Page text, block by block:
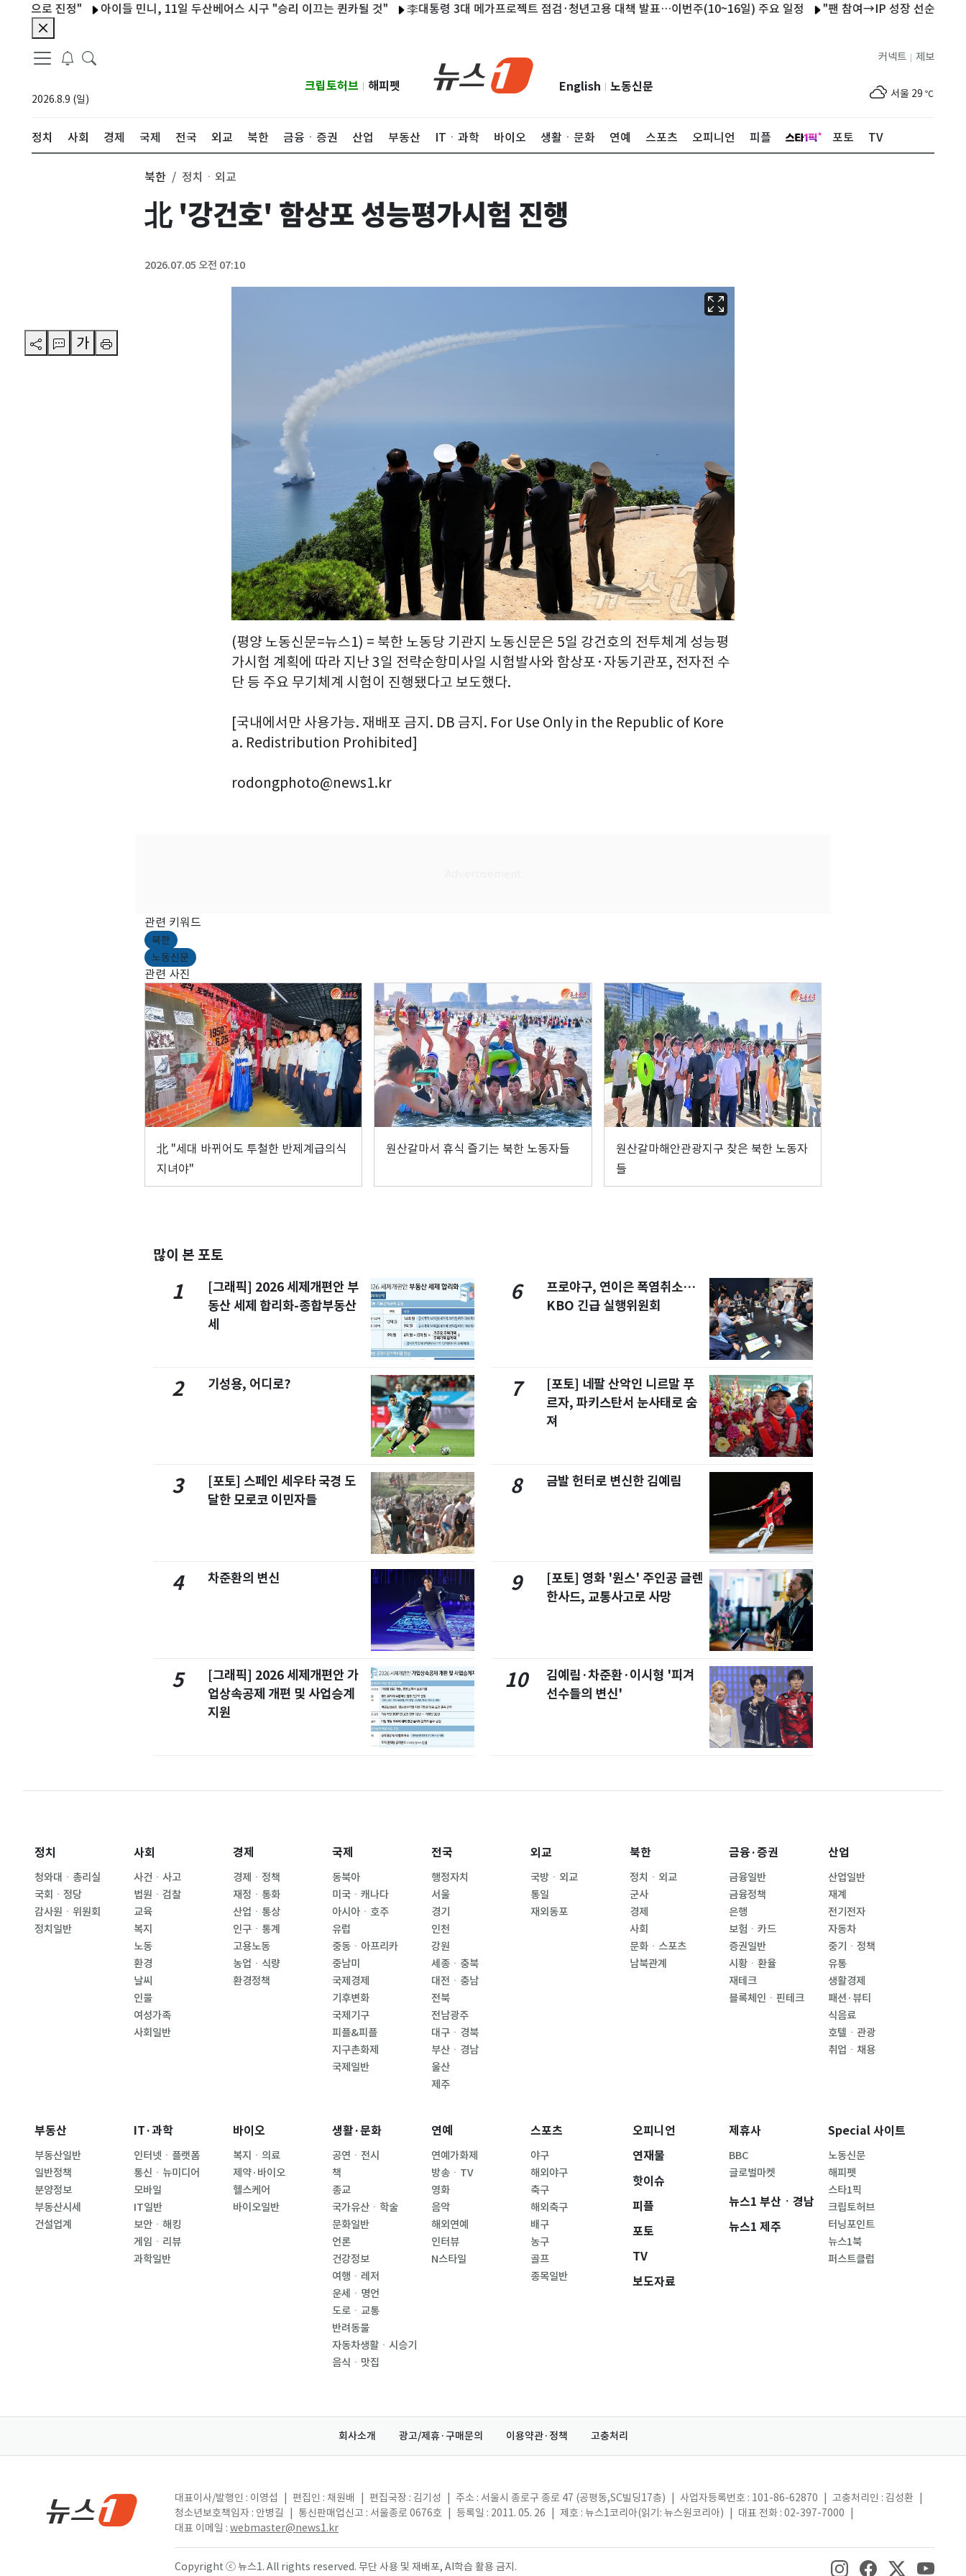
진정" 아이들 민니, 11일 두산베어스 시구 "승리 이끄는 퀸카될 것" 李대통령 3대 메가프로젝트 점검·청년고용 대책 발표…이번주(10~16일) 주요 일정 "팬 참여→IP 성장 선순환"…에이티
2026.8.9 (일)
크립토허브 해피펫 English 노동신문
제보
커넥트
서울 29 ℃
정치 사회 경제 국제 전국 외교 북한 금융ㆍ증권 산업 부동산 ITㆍ과학 바이오 생활ㆍ문화 연예 스포츠 오피니언 피플 포토 TV
가
북한 정치ㆍ외교
北 '강건호' 함상포 성능평가시험 진행
2026.07.05 오전 07:10
(평양 노동신문=뉴스1) = 북한 노동당 기관지 노동신문은 5일 강건호의 전투체계 성능평
가시험 계획에 따라 지난 3일 전략순항미사일 시험발사와 함상포·자동기관포, 전자전 수
단 등 주요 무기체계 시험이 진행됐다고 보도했다.
[국내에서만 사용가능. 재배포 금지. DB 금지. For Use Only in the Republic of Kore
a. Redistribution Prohibited]
rodongphoto@news1.kr
관련 키워드
북한
노동신문
관련 사진
北 "세대 바뀌어도 투철한 반제계급의식
지녀야"
원산갈마서 휴식 즐기는 북한 노동자들
원산갈마해안관광지구 찾은 북한 노동자
들
많이 본 포토
1
[그래픽] 2026 세제개편안 부
동산 세제 합리화-종합부동산
세
2 기성용, 어디로?
3
[포토] 스페인 세우타 국경 도
달한 모로코 이민자들
4 차준환의 변신
5
[그래픽] 2026 세제개편안 가
업상속공제 개편 및 사업승계
지원
6
프로야구, 연이은 폭염취소…
KBO 긴급 실행위원회
7
[포토] 네팔 산악인 니르말 푸
르자, 파키스탄서 눈사태로 숨
져
8 금발 헌터로 변신한 김예림
9
[포토] 영화 '원스' 주인공 글렌
한사드, 교통사고로 사망
10
김예림·차준환·이시형 '피겨
선수들의 변신'
정치
청와대ㆍ총리실
국회ㆍ정당
감사원ㆍ위원회
정치일반
사회
사건ㆍ사고
법원ㆍ검찰
교육
복지
노동
환경
날씨
인물
여성가족
사회일반
경제
경제ㆍ정책
재정ㆍ통화
산업ㆍ통상
인구ㆍ통계
고용노동
농업ㆍ식량
환경정책
국제
동북아
미국ㆍ캐나다
아시아ㆍ호주
유럽
중동ㆍ아프리카
중남미
국제경제
기후변화
국제기구
피플&피플
지구촌화제
국제일반
전국
행정자치
서울
경기
인천
강원
세종ㆍ충북
대전ㆍ충남
전북
전남광주
대구ㆍ경북
부산ㆍ경남
울산
제주
외교
국방ㆍ외교
통일
재외동포
북한
정치ㆍ외교
군사
경제
사회
문화ㆍ스포츠
남북관계
금융·증권
금융일반
금융정책
은행
보험ㆍ카드
증권일반
시황ㆍ환율
재테크
블록체인ㆍ핀테크
산업
산업일반
재계
전기전자
자동차
중기ㆍ정책
유통
생활경제
패션·뷰티
식음료
호텔ㆍ관광
취업ㆍ채용
부동산
부동산일반
일반정책
분양정보
부동산시세
건설업계
IT·과학
인터넷ㆍ플랫폼
통신ㆍ뉴미디어
모바일
IT일반
보안ㆍ해킹
게임ㆍ리뷰
과학일반
바이오
복지ㆍ의료
제약·바이오
헬스케어
바이오일반
생활·문화
공연ㆍ전시
책
종교
국가유산ㆍ학술
문화일반
언론
건강정보
여행ㆍ레저
운세ㆍ명언
도로ㆍ교통
반려동물
자동차생활ㆍ시승기
음식ㆍ맛집
연예
연예가화제
방송ㆍTV
영화
음악
해외연예
인터뷰
N스타일
스포츠
야구
해외야구
축구
해외축구
배구
농구
골프
종목일반
오피니언
연재물
핫이슈
피플
포토
TV
보도자료
제휴사
BBC
글로벌마켓
뉴스1 부산ㆍ경남
뉴스1 제주
Special 사이트
노동신문
해피펫
스타1픽
크립토허브
터닝포인트
뉴스1북
퍼스트클럽
회사소개 광고/제휴·구매문의 이용약관·정책 고충처리
대표이사/발행인 : 이영섭 편집인 : 채원배 편집국장 : 김기성 주소 : 서울시 종로구 종로 47 (공평동,SC빌딩17층) 사업자등록번호 : 101-86-62870 고충처리인 : 김성환
청소년보호책임자 : 안병길
통신판매업신고 : 서울종로 0676호 등록일 : 2011. 05. 26 제호 : 뉴스1코리아(읽기: 뉴스원코리아) 대표 전화 : 02-397-7000
대표 이메일 : webmaster@news1.kr
Copyright ⓒ 뉴스1. All rights reserved. 무단 사용 및 재배포, AI학습 활용 금지.